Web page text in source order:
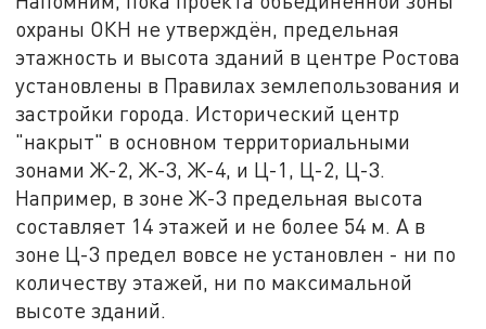
охраны ОКН не утверждён, предельная
этажность и высота зданий в центре Ростова
установлены в Правилах землепользования и
застройки города. Исторический центр
"накрыт" в основном территориальными
зонами Ж-2, Ж-3, Ж-4, и Ц-1, Ц-2, Ц-3.
Например, в зоне Ж-3 предельная высота
составляет 14 этажей и не более 54 м. А в
зоне Ц-3 предел вовсе не установлен - ни по
количеству этажей, ни по максимальной
высоте зданий.